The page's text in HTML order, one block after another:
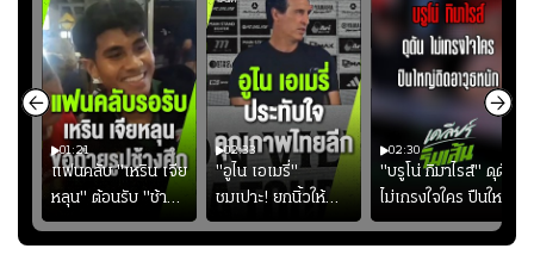
01:21
แฟนคลับ "เหริน เจีย
หลุน" ต้อนรับ "ช้าง
ศึก" กลับบ้าน
02:33
"อูไน เอเมรี่"
ชมเปาะ! ยกนิ้วให้
แท็กติกบีจี แฮปปี้
สุดๆ กับการเยือนไทย
02:30
"บรูโน่ กิมาไรส์" ดุดัน
ไม่เกรงใจใคร ปืนใหญ่
เสิรมอาวุธหนัก